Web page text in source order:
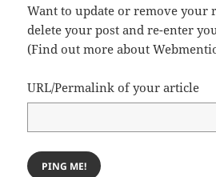
Want to update or remove your
delete your post and re-enter
(Find out more about
URL/Permalink of your article